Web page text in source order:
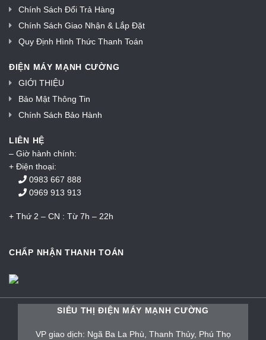
Chính Sách Đổi Trả Hàng
Chính Sách Giao Nhận & Lắp Đặt
Quy Định Hình Thức Thanh Toán
ĐIỆN MÁY MẠNH CƯỜNG
GIỚI THIỆU
Bảo Mật Thông Tin
Chính Sách Bảo Hành
LIÊN HỆ
– Giờ hành chính:
+ Điện thoại:
0983 667 888
0969 913 913
+ Thứ 2 – CN : Từ 7h – 22h
CHẤP NHẬN THANH TOÁN
SIÊU THỊ ĐIỆN MÁY MẠNH CƯỜNG
VP giao dịch: Ngã Ba La Phù, Thanh Thủy, Phú Thọ